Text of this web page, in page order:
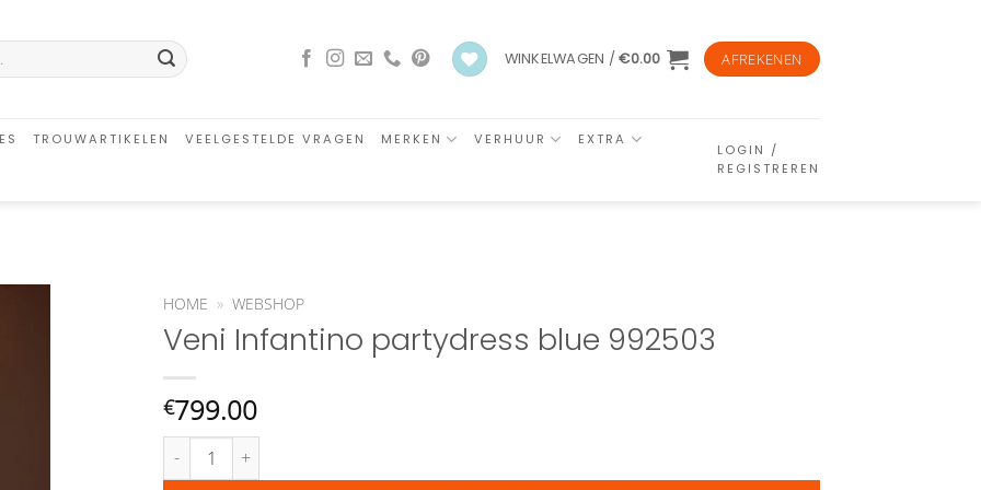
WINKELWAGEN /€0.00 AFREKENEN
TROUWARTIKELEN VEELGESTELDE VRAGEN MERKEN VERHUUR EXTRA
LOGIN /
REGISTREREN
HOME » WEBSHOP
Veni Infantino partydress blue 992503
€799.00
Veni Infantino partydress blue 992503 aantal